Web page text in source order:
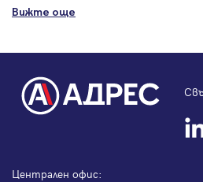
Вижте още
Централен офис: